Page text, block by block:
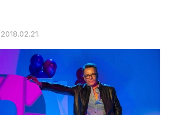
2018.02.21.